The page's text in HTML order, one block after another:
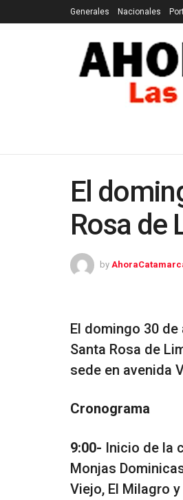
Generales Nacionales
El
Rosa de
by
El domingo 30
Santa Rosa de
sede en avenida
Cronograma
9:00- Inicio de la
Monjas
Viejo, El Milagro